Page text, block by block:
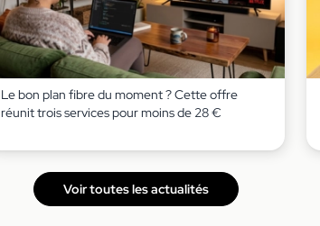
Le bon plan fibre du moment ? Cette offre
réunit trois services pour moins de 28 €
Voir toutes les actualités